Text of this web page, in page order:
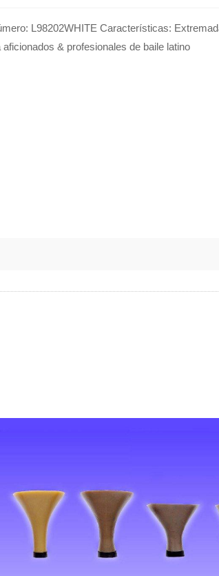
L98202WHITE Características:
& profesionales de baile latino